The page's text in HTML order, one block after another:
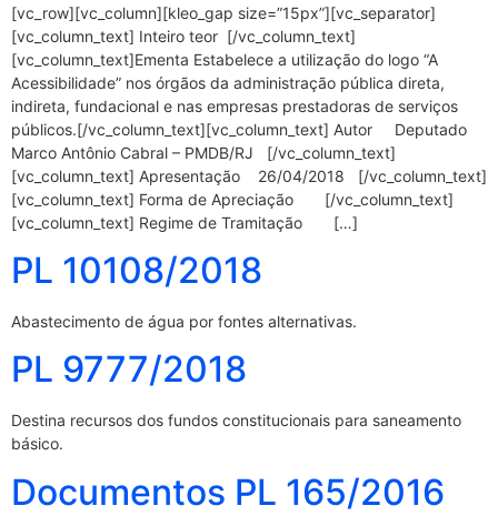
[vc_row][vc_column][kleo_gap size=”15px”][vc_separator]
[vc_column_text] Inteiro teor [/vc_column_text]
[vc_column_text]Ementa Estabelece a utilização do logo “A
Acessibilidade” nos órgãos da administração pública direta,
indireta, fundacional e nas empresas prestadoras de serviços
públicos.[/vc_column_text][vc_column_text] Autor Deputado
Marco Antônio Cabral – PMDB/RJ [/vc_column_text]
[vc_column_text] Apresentação 26/04/2018 [/vc_column_text]
[vc_column_text] Forma de Apreciação [/vc_column_text]
[vc_column_text] Regime de Tramitação […]
PL 10108/2018
Abastecimento de água por fontes alternativas.
PL 9777/2018
Destina recursos dos fundos constitucionais para saneamento
básico.
Documentos PL 165/2016